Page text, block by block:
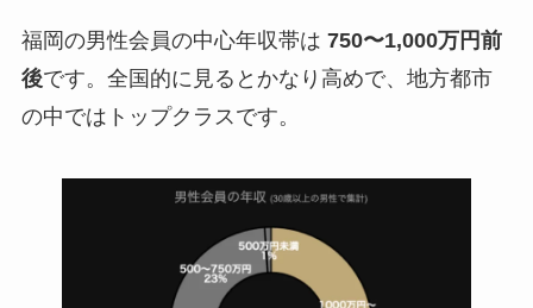
福岡の男性会員の中心年収帯は 750〜1,000万円前
後です。全国的に見るとかなり高めで、地方都市
の中ではトップクラスです。